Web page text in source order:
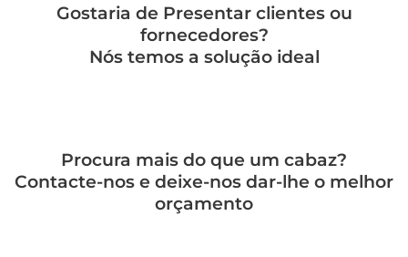
Gostaria de Presentar clientes ou
fornecedores?
Nós temos a solução ideal
Procura mais do que um cabaz?
Contacte-nos e deixe-nos dar-lhe o melhor
orçamento